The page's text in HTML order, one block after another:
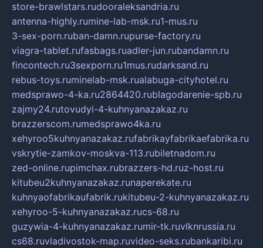
store-brawlstars.rudooraleksandria.ru
antenna-highly.rumine-lab-msk.ru1-mus.ru
3-sex-porn.ruban-damn.rupurse-factory.ru
viagra-tablet.rufasbags.ruadler-jun.rubandamn.ru
fincontech.ru3sexporn.ru1mus.rudarksand.ru
rebus-toys.ruminelab-msk.rualabuga-cityhotel.ru
medsprawo-4-ka.ru2864420.rublagodarenie-spb.ru
zajmy24.rutovudyi-4-kuhnyanazakaz.ru
brazzerscom.rumedsprawo4ka.ru
xehyroo5kuhnyanazakaz.rufabrikayfabrikaefabrika.ru
vskrytie-zamkov-moskva-113.rubiletnadom.ru
zed-online.rupimchax.rubrazzers-hd.ruz-host.ru
kitubeu2kuhnyanazakaz.runaperekate.ru
kuhnyaofabrikaufabrik.rukitubeu-2-kuhnyanazakaz.ru
xehyroo-5-kuhnyanazakaz.rucs-68.ru
guzywia-4-kuhnyanazakaz.rumir-tk.ruvlknrussia.ru
cs68.ruvladivostok-map.ruvideo-seks.rubankaribi.ru